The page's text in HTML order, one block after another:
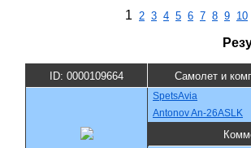
1 2 3 4 5 6 7 8 9 10
ID: 0000109664 Самолет и
SpetsAvia
Antonov An-26ASLK